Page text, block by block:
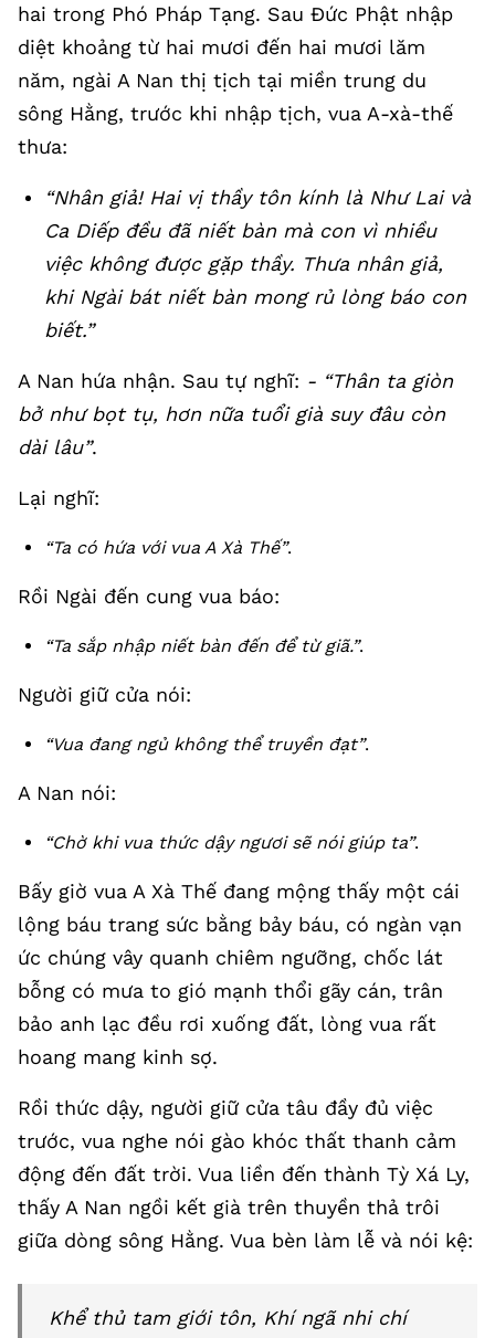
hai trong Phó Pháp Tạng. Sau Đức Phật nhập
diệt khoảng từ hai mươi đến hai mươi lăm
năm, ngài A Nan thị tịch tại miền trung du
sông Hằng, trước khi nhập tịch, vua A-xà-thế
thưa:
“Nhân giả! Hai vị thầy tôn kính là Như Lai và
Ca Diếp đều đã niết bàn mà con vì nhiều
việc không được gặp thầy. Thưa nhân giả,
khi Ngài bát niết bàn mong rủ lòng báo con
biết.”
A Nan hứa nhận. Sau tự nghĩ: - “Thân ta giòn
bở như bọt tụ, hơn nữa tuổi già suy đâu còn
dài lâu”.
Lại nghĩ:
“Ta có hứa với vua A Xà Thế”.
Rồi Ngài đến cung vua báo:
“Ta sắp nhập niết bàn đến để từ giã.”.
Người giữ cửa nói:
“Vua đang ngủ không thể truyền đạt”.
A Nan nói:
“Chờ khi vua thức dậy ngươi sẽ nói giúp ta”.
Bấy giờ vua A Xà Thế đang mộng thấy một cái
lộng báu trang sức bằng bảy báu, có ngàn vạn
ức chúng vây quanh chiêm ngưỡng, chốc lát
bỗng có mưa to gió mạnh thổi gãy cán, trân
bảo anh lạc đều rơi xuống đất, lòng vua rất
hoang mang kinh sợ.
Rồi thức dậy, người giữ cửa tâu đầy đủ việc
trước, vua nghe nói gào khóc thất thanh cảm
động đến đất trời. Vua liền đến thành Tỳ Xá Ly,
thấy A Nan ngồi kết già trên thuyền thả trôi
giữa dòng sông Hằng. Vua bèn làm lễ và nói kệ:
Khể thủ tam giới tôn, Khí ngã nhi chí